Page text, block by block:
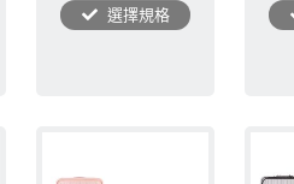
選擇規格